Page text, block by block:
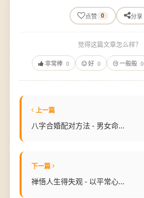
点赞 0 分享
觉得这篇文章怎么样？
非常棒 0 好 0 一般般 0
上一篇
八字合婚配对方法 - 男女命...
下一篇
禅悟人生得失观 - 以平常心...